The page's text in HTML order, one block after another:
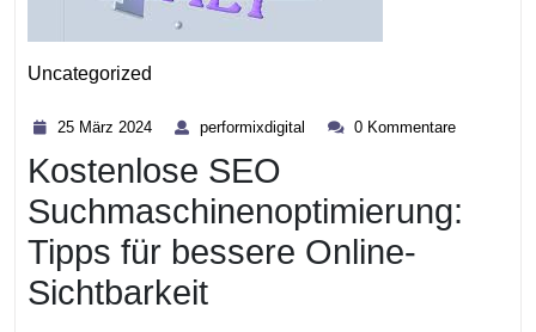
Uncategorized
25 März 2024
2024
performixdigital performixdigital
0 Kommentare
Kostenlose SEO
Suchmaschinenoptimierung:
Tipps für bessere Online-
Sichtbarkeit